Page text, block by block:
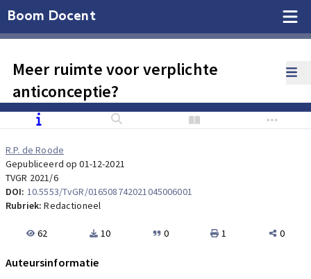
Boom Docent
Meer ruimte voor verplichte
anticonceptie?
R.P. de Roode
Gepubliceerd op 01-12-2021
TVGR 2021/6
DOI: 10.5553/TvGR/016508742021045006001
Rubriek:Redactioneel
62 10 0 1 0
Auteursinformatie